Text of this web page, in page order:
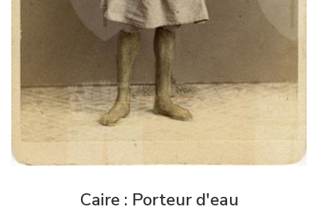
Caire : Porteur d'eau